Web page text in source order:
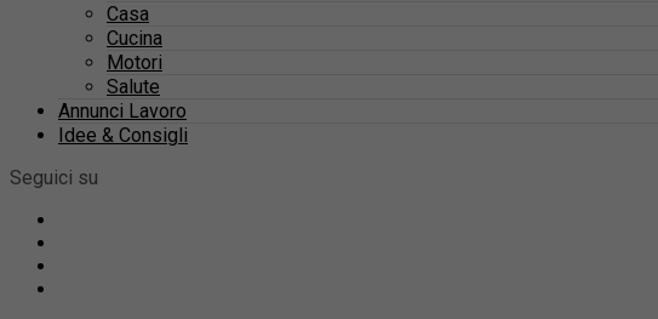
Casa
Cucina
Motori
Salute
Annunci Lavoro
Idee & Consigli
Seguici su